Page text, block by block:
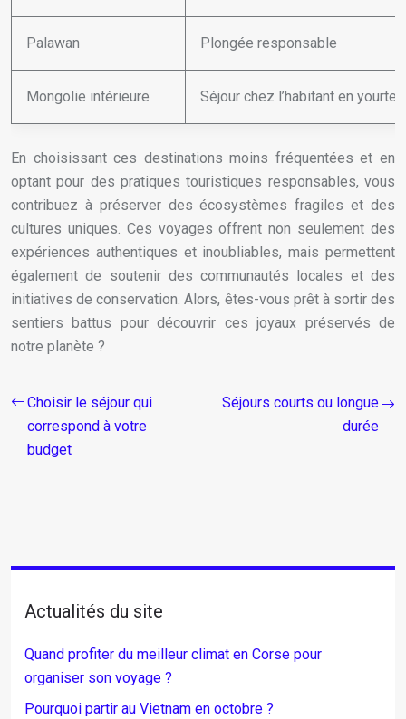
Palawan Plongée responsable
Mongolie intérieure Séjour chez l’habitant en yourte
En choisissant ces destinations moins fréquentées et en
optant pour des pratiques touristiques responsables, vous
contribuez à préserver des écosystèmes fragiles et des
cultures uniques. Ces voyages offrent non seulement des
expériences authentiques et inoubliables, mais permettent
également de soutenir des communautés locales et des
initiatives de conservation. Alors, êtes-vous prêt à sortir des
sentiers battus pour découvrir ces joyaux préservés de
notre planète ?
Choisir le séjour qui
correspond à votre
budget
Séjours courts ou longue
durée
Actualités du site
Quand profiter du meilleur climat en Corse pour
organiser son voyage ?
Pourquoi partir au Vietnam en octobre ?